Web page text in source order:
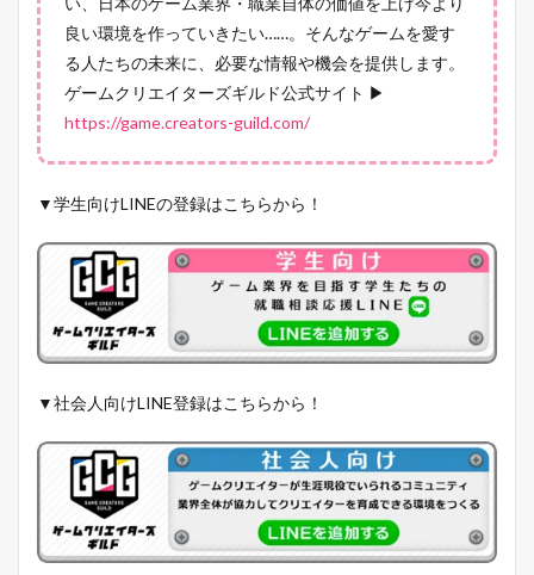
良い環境を作っていきたい……。そんなゲームを愛す
る人たちの未来に、必要な情報や機会を提供します。
ゲームクリエイターズギルド公式サイト ▶
https://game.creators-guild.com/
▼学生向けLINEの登録はこちらから！
▼社会人向けLINE登録はこちらから！